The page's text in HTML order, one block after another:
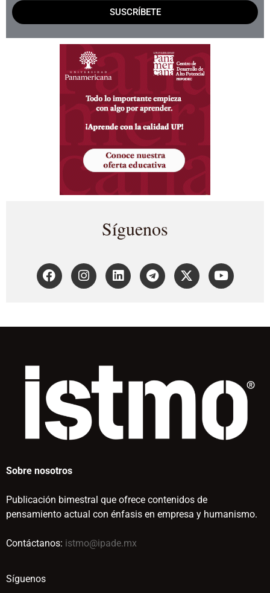
SUSCRÍBETE
Síguenos
Sobre nosotros
Publicación bimestral que ofrece contenidos de
pensamiento actual con énfasis en empresa y humanismo.
Contáctanos: istmo@ipade.mx
Síguenos